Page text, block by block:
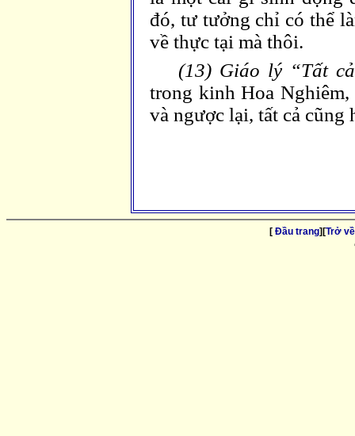
đó, tư tưởng chỉ có thể
về thực tại mà thôi.
(13) Giáo lý “Tất
trong kinh Hoa
và ngược lại, tất cả cũng
[ Ðầu trang][Trở